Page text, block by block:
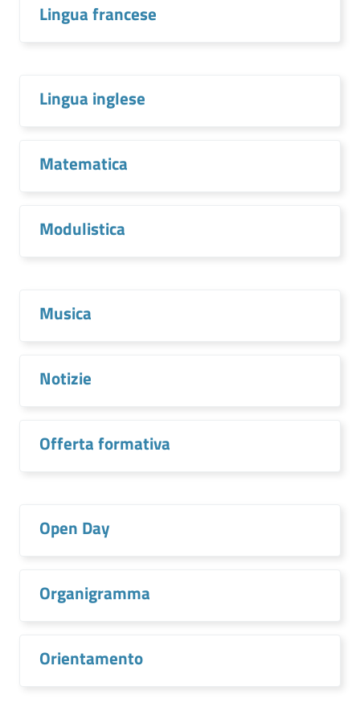
Lingua francese
Lingua inglese
Matematica
Modulistica
Musica
Notizie
Offerta formativa
Open Day
Organigramma
Orientamento